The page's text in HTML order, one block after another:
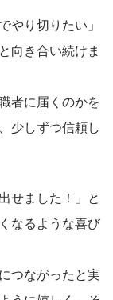
やり切りたい」
向き合い続けま
者に届くのかを
少しずつ信頼し
せました！」と
なるような喜び
つながったと実